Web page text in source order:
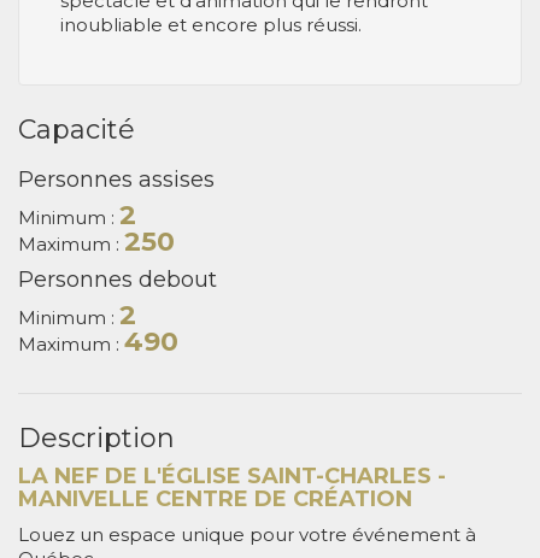
inoubliable et encore plus réussi.
Capacité
Personnes assises
Minimum : 2
Maximum : 250
Personnes debout
Minimum : 2
Maximum : 490
Description
LA NEF DE L'ÉGLISE SAINT-CHARLES -
MANIVELLE CENTRE DE CRÉATION
Louez un espace unique pour votre événement à